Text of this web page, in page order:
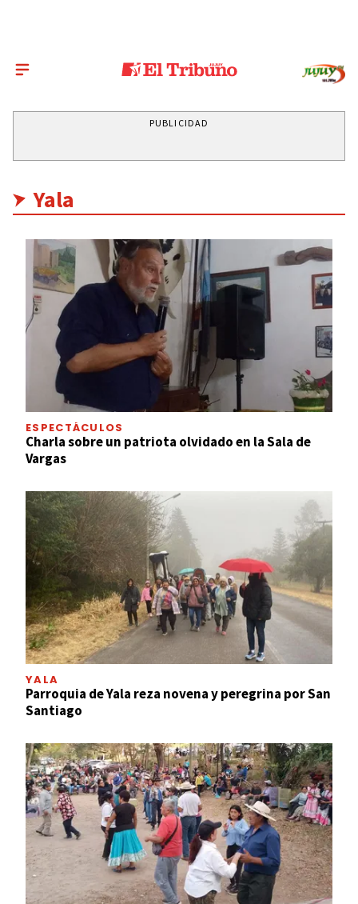
PUBLICIDAD
Yala
ESPECTÁCULOS
Charla sobre un patriota olvidado en la Sala de
Vargas
YALA
Parroquia de Yala reza novena y peregrina por San
Santiago